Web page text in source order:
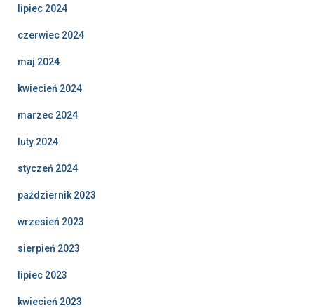
lipiec 2024
czerwiec 2024
maj 2024
kwiecień 2024
marzec 2024
luty 2024
styczeń 2024
październik 2023
wrzesień 2023
sierpień 2023
lipiec 2023
kwiecień 2023